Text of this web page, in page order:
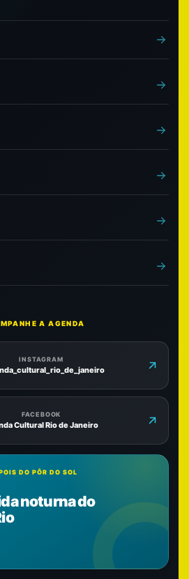
A AGENDA
INSTAGRAM
FACEBOOK
Cultural Rio de Janeiro
DO PÔR DO SOL
noturna do